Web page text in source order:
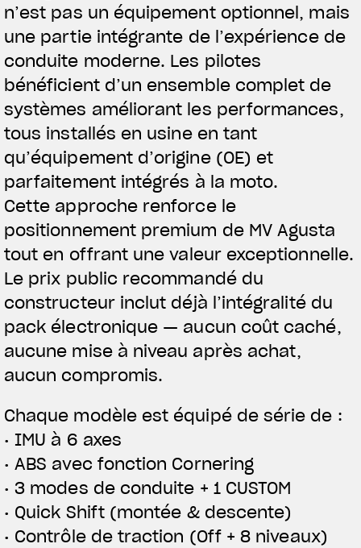
n’est pas un équipement optionnel, mais
une partie intégrante de l’expérience de
conduite moderne. Les pilotes
bénéficient d’un ensemble complet de
systèmes améliorant les performances,
tous installés en usine en tant
qu’équipement d’origine (OE) et
parfaitement intégrés à la moto.
Cette approche renforce le
positionnement premium de MV Agusta
tout en offrant une valeur exceptionnelle.
Le prix public recommandé du
constructeur inclut déjà l’intégralité du
pack électronique — aucun coût caché,
aucune mise à niveau après achat,
aucun compromis.
Chaque modèle est équipé de série de :
• IMU à 6 axes
• ABS avec fonction Cornering
• 3 modes de conduite + 1 CUSTOM
• Quick Shift (montée & descente)
• Contrôle de traction (Off + 8 niveaux)